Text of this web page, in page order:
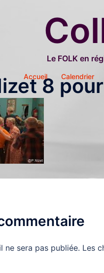
Le FOLK en
Accueil Calendrier
8
ne sera pas publiée. Les